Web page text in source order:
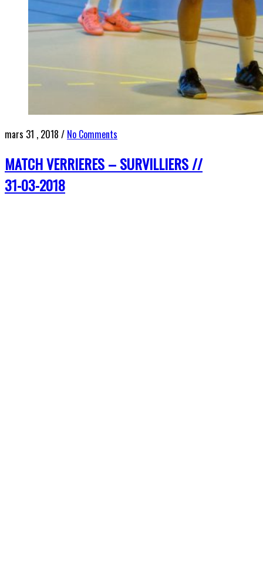
mars 31 , 2018 / No Comments
MATCH VERRIERES – SURVILLIERS //
31-03-2018